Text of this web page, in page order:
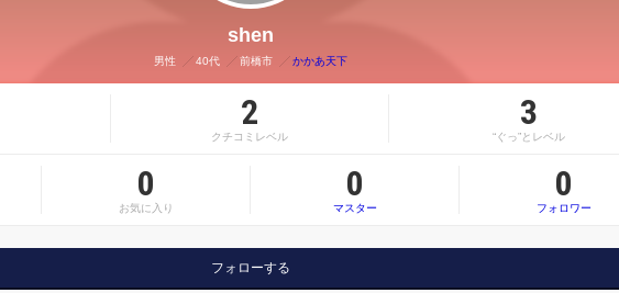
shen
男性 40代 前橋市 かかあ天下
2
クチコミレベル
3
“ぐっ”とレベル
0
お気に入り
0
マスター
0
フォロワー
フォローする